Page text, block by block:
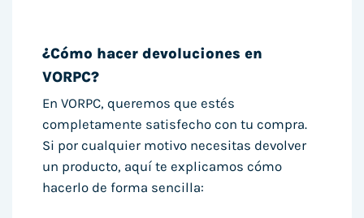
¿Cómo hacer devoluciones en
VORPC?
En VORPC, queremos que estés
completamente satisfecho con tu compra.
Si por cualquier motivo necesitas devolver
un producto, aquí te explicamos cómo
hacerlo de forma sencilla: